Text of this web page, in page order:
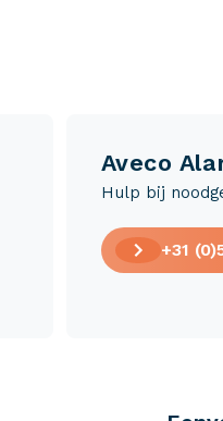
Aveco
Hulp bij
+31